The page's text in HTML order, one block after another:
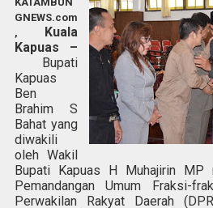
GNEWS.com
, Kuala
Kapuas –
Bupati
Kapuas
Ben
Brahim S
Bahat yang
diwakili
oleh Wakil
Bupati Kapuas H Muhajirin MP
Pemandangan Umum Fraksi-
Perwakilan Rakyat Daerah